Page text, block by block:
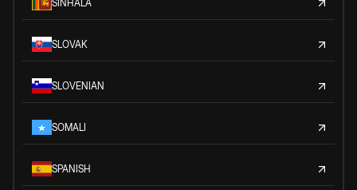
SINHALA
SLOVAK
SLOVENIAN
SOMALI
SPANISH